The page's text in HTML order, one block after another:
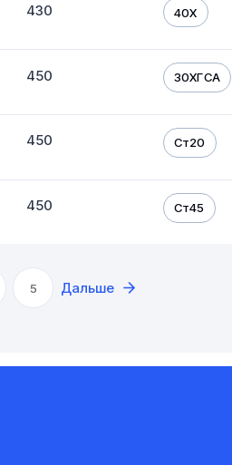
430 40Х
450 30ХГСА
450 Ст20
450 Ст45
5 Дальше